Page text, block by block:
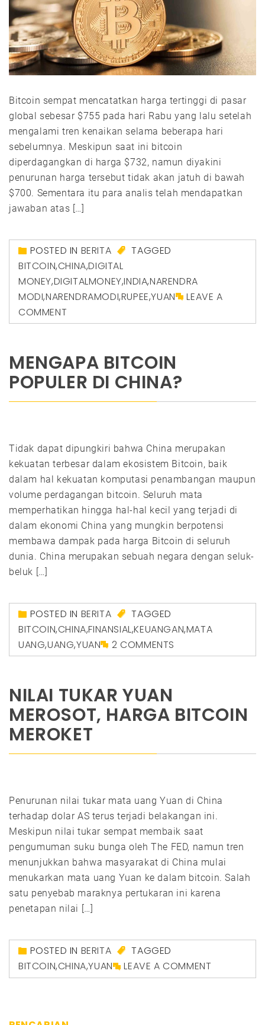
Bitcoin sempat mencatatkan harga tertinggi di pasar
global sebesar $755 pada hari Rabu yang lalu setelah
mengalami tren kenaikan selama beberapa hari
sebelumnya. Meskipun saat ini bitcoin
diperdagangkan di harga $732, namun diyakini
penurunan harga tersebut tidak akan jatuh di bawah
$700. Sementara itu para analis telah mendapatkan
jawaban atas […]
POSTED IN BERITA
TAGGED
BITCOIN,CHINA,DIGITAL
MONEY,DIGITALMONEY,INDIA,NARENDRA
MODI,NARENDRAMODI,RUPEE,YUAN
LEAVE A
COMMENT
MENGAPA BITCOIN
POPULER DI CHINA?
Tidak dapat dipungkiri bahwa China merupakan
kekuatan terbesar dalam ekosistem Bitcoin, baik
dalam hal kekuatan komputasi penambangan maupun
volume perdagangan bitcoin. Seluruh mata
memperhatikan hingga hal-hal kecil yang terjadi di
dalam ekonomi China yang mungkin berpotensi
membawa dampak pada harga Bitcoin di seluruh
dunia. China merupakan sebuah negara dengan seluk-
beluk […]
POSTED IN BERITA
TAGGED
BITCOIN,CHINA,FINANSIAL,KEUANGAN,MATA
UANG,UANG,YUAN 2 COMMENTS
NILAI TUKAR YUAN
MEROSOT, HARGA BITCOIN
MEROKET
Penurunan nilai tukar mata uang Yuan di China
terhadap dolar AS terus terjadi belakangan ini.
Meskipun nilai tukar sempat membaik saat
pengumuman suku bunga oleh The FED, namun tren
menunjukkan bahwa masyarakat di China mulai
menukarkan mata uang Yuan ke dalam bitcoin. Salah
satu penyebab maraknya pertukaran ini karena
penetapan nilai […]
POSTED IN BERITA
TAGGED
BITCOIN,CHINA,YUAN LEAVE A COMMENT